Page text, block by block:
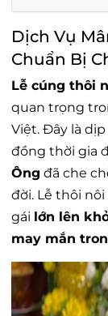
Dịch Vụ
Chuẩn Bị
Lễ cúng thôi
quan trọng
Việt. Đây là
đồng thời gia
Ông đã che
đời. Lễ thôi
gái lớn lên
may mắn